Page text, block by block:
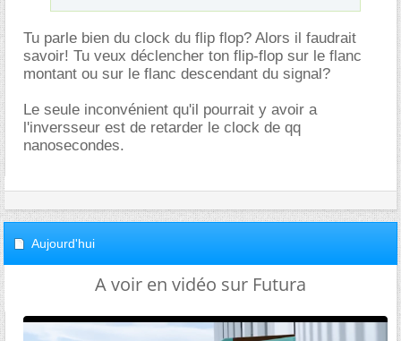
Tu parle bien du clock du flip flop? Alors il faudrait
savoir! Tu veux déclencher ton flip-flop sur le flanc
montant ou sur le flanc descendant du signal?
Le seule inconvénient qu'il pourrait y avoir a
l'inversseur est de retarder le clock de qq
nanosecondes.
Aujourd'hui
A voir en vidéo sur Futura